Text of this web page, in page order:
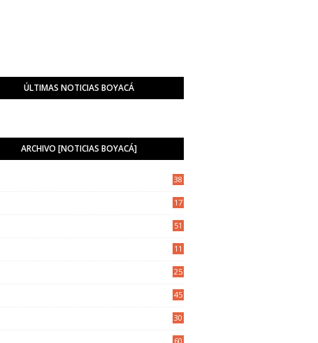
ÚLTIMAS NOTICIAS BOYACÁ
ARCHIVO [NOTICIAS BOYACÁ]
38
17
51
11
25
45
30
60